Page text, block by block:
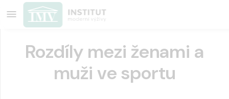
Rozdíly mezi ženami a
muži ve sportu